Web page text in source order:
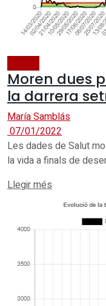
General
Moren dues
la darrera
María Samblás
07/01/2022
Les dades de Salut
la vida a finals de
Llegir més